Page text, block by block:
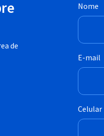
de
Nome
E-mail
Celular